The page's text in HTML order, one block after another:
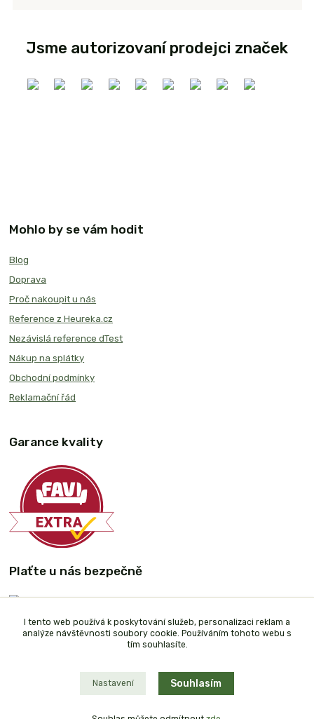
Jsme autorizovaní prodejci značek
Mohlo by se vám hodit
Blog
Doprava
Proč nakoupit u nás
Reference z Heureka.cz
Nezávislá reference dTest
Nákup na splátky
Obchodní podmínky
Reklamační řád
Garance kvality
Plaťte u nás bezpečně
I tento web používá k poskytování služeb, personalizaci reklam a
analýze návštěvnosti soubory cookie. Používáním tohoto webu s
tím souhlasíte.
Nastavení Souhlasím